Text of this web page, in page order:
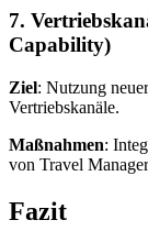
7.
Capability)
Ziel: Nutzung
Vertriebskanäle.
Maßnahmen:
von Travel
Fazit